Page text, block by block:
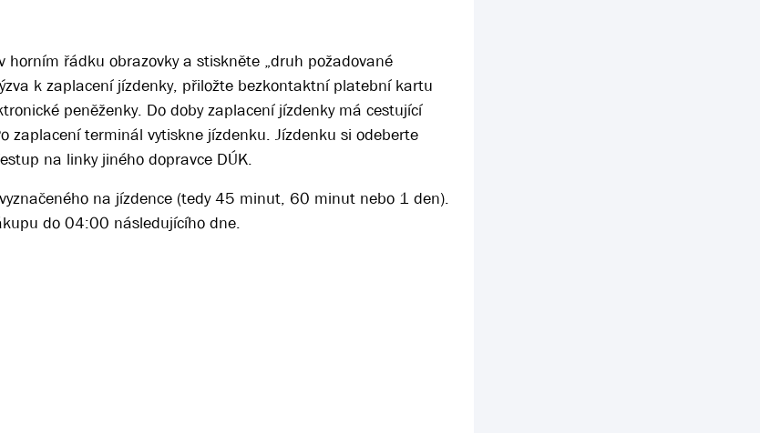
řádku obrazovky a stiskněte „druh požadované
k zaplacení jízdenky, přiložte bezkontaktní platební kartu
peněženky. Do doby zaplacení jízdenky má cestující
zaplacení terminál vytiskne jízdenku. Jízdenku si odeberte
na linky jiného dopravce DÚK.
na jízdence (tedy 45 minut, 60 minut nebo 1 den).
do 04:00 následujícího dne.